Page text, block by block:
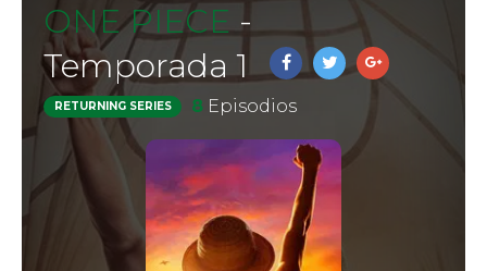
ONE PIECE-
Temporada 1
RETURNING SERIES 8Episodios